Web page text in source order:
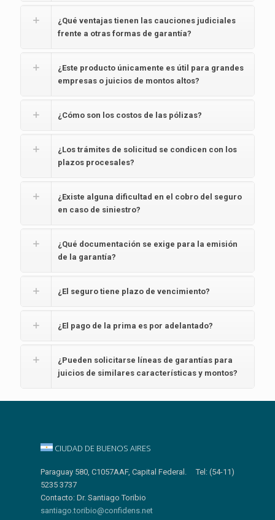
¿Qué ventajas tienen las cauciones judiciales
frente a otras formas de garantía?
¿Este producto únicamente es útil para grandes
empresas o juicios de montos altos?
¿Cómo son los costos de las pólizas?
¿Los trámites de solicitud se condicen con los
plazos procesales?
¿Existe alguna dificultad en el cobro del seguro
en caso de siniestro?
¿Qué documentación se exige para la emisión
de la garantía?
¿El seguro tiene plazo de vencimiento?
¿El pago de la prima es por adelantado?
¿Pueden solicitarse líneas de garantías para
juicios de similares características y montos?
CIUDAD DE BUENOS AIRES
Paraguay 580, C1057AAF, Capital Federal. Tel: (54-11)
5235 3737
Contacto: Dr. Santiago Toribio
santiago.toribio@confidens.net